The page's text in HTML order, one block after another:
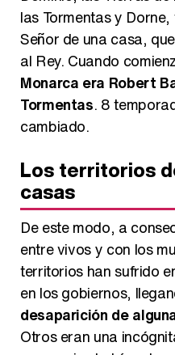
las Tormentas y
Señor de una casa,
al Rey. Cuando
Monarca era Robert
Tormentas. 8
cambiado.
Los territorios
casas
De este modo, a
entre vivos y con los
territorios han sufrido
en los gobiernos,
desaparición de
Otros eran una